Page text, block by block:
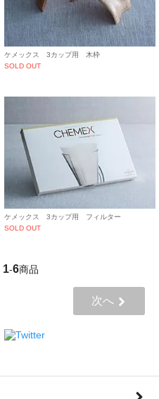
ケメックス 3カップ用 木枠
SOLD OUT
ケメックス 3カップ用 フィルター
SOLD OUT
1-6商品
次へ